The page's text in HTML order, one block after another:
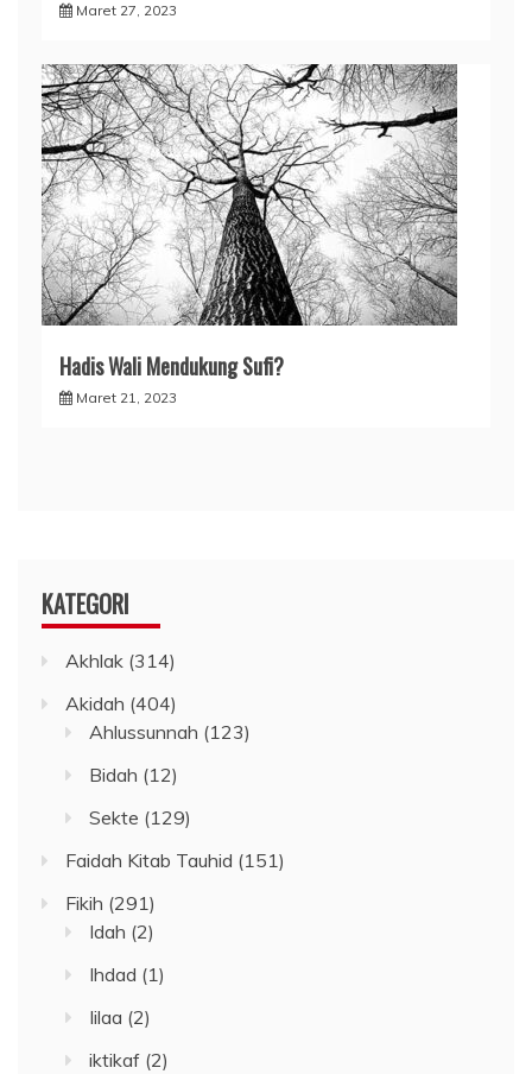
Maret 27, 2023
Hadis Wali Mendukung Sufi?
Maret 21, 2023
KATEGORI
Akhlak (314)
Akidah (404)
Ahlussunnah (123)
Bidah (12)
Sekte (129)
Faidah Kitab Tauhid (151)
Fikih (291)
Idah (2)
Ihdad (1)
Iilaa (2)
iktikaf (2)